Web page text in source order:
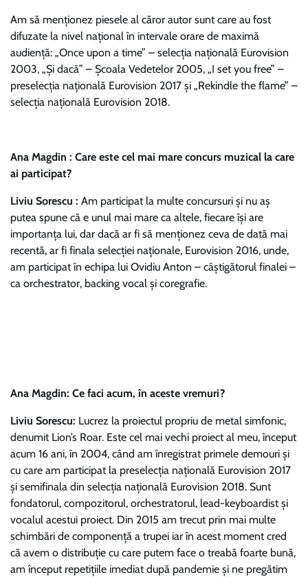
Am să menţionez piesele al căror autor sunt care au fost
difuzate la nivel naţional în intervale orare de maximă
audienţă: „Once upon a time” – selecţia naţională Eurovision
2003, „Şi dacă” – Şcoala Vedetelor 2005, „I set you free” –
preselecţia naţională Eurovision 2017 şi „Rekindle the flame” –
selecţia naţională Eurovision 2018.
Ana Magdin : Care este cel mai mare concurs muzical la care
ai participat?
Liviu Sorescu : Am participat la multe concursuri şi nu aş
putea spune că e unul mai mare ca altele, fiecare îşi are
importanţa lui, dar dacă ar fi să menţionez ceva de dată mai
recentă, ar fi finala selecţiei naţionale, Eurovision 2016, unde,
am participat în echipa lui Ovidiu Anton – câştigătorul finalei –
ca orchestrator, backing vocal şi coregrafie.
Ana Magdin: Ce faci acum, în aceste vremuri?
Liviu Sorescu: Lucrez la proiectul propriu de metal simfonic,
denumit Lion’s Roar. Este cel mai vechi proiect al meu, început
acum 16 ani, în 2004, când am înregistrat primele demouri şi
cu care am participat la preselecţia naţională Eurovision 2017
şi semifinala din selecţia naţională Eurovision 2018. Sunt
fondatorul, compozitorul, orchestratorul, lead-keyboardist şi
vocalul acestui proiect. Din 2015 am trecut prin mai multe
schimbări de componenţă a trupei iar în acest moment cred
că avem o distribuţie cu care putem face o treabă foarte bună,
am început repetiţiile imediat după pandemie şi ne pregătim